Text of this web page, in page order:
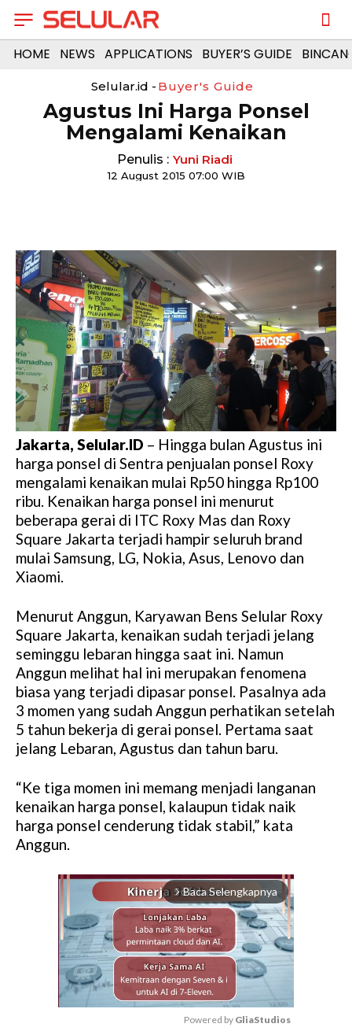
HOME NEWS APPLICATIONS BUYER’S GUIDE
Selular.id - Buyer's Guide
Agustus Ini Harga Ponsel
Mengalami Kenaikan
Penulis : Yuni Riadi
12 August 2015 07:00 WIB
Jakarta, Selular.ID – Hingga bulan Agustus ini
harga ponsel di Sentra penjualan ponsel Roxy
mengalami kenaikan mulai Rp50 hingga Rp100
ribu. Kenaikan harga ponsel ini menurut
beberapa gerai di ITC Roxy Mas dan Roxy
Square Jakarta terjadi hampir seluruh brand
mulai Samsung, LG, Nokia, Asus, Lenovo dan
Xiaomi.
Menurut Anggun, Karyawan Bens Selular Roxy
Square Jakarta, kenaikan sudah terjadi jelang
seminggu lebaran hingga saat ini. Namun
Anggun melihat hal ini merupakan fenomena
biasa yang terjadi dipasar ponsel. Pasalnya ada
3 momen yang sudah Anggun perhatikan setelah
5 tahun bekerja di gerai ponsel. Pertama saat
jelang Lebaran, Agustus dan tahun baru.
“Ke tiga momen ini memang menjadi langanan
kenaikan harga ponsel, kalaupun tidak naik
harga ponsel cenderung tidak stabil,” kata
Anggun.
arrow_forward_ios Baca Selengkapnya
Powered by GliaStudios